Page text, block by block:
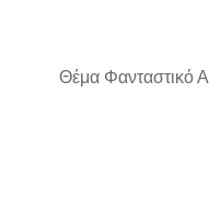
Θέμα Φανταστικό